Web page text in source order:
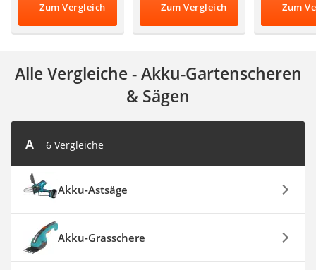
Zum Vergleich Zum Vergleich Zum
Alle Vergleiche - Akku-Gartenscheren
& Sägen
A 6 Vergleiche
Akku-Astsäge
Akku-Grasschere